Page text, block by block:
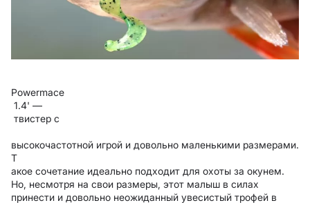
Powermace
1.4' —
твистер с
высокочастотной игрой и довольно маленькими размерами.
Т
акое сочетание идеально подходит для охоты за окунем.
Но, несмотря на свои размеры, этот малыш в силах
принести и довольно неожиданный увесистый трофей в